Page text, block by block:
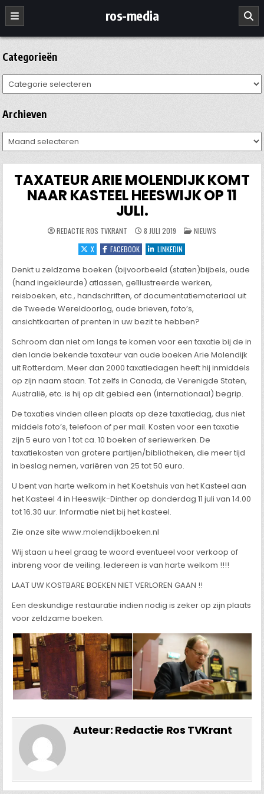
Ga
naar
de
inhoud
ros-media
Categorieën
Categorieën
Archieven
Archieven
TAXATEUR ARIE MOLENDIJK KOMT
NAAR KASTEEL HEESWIJK OP 11
JULI.
REDACTIE ROS TVKRANT 8 JULI 2019 GEPLAATST
IN
NIEUWS
X
FACEBOOK LINKEDIN
Denkt u zeldzame boeken (bijvoorbeeld (staten)bijbels, oude
(hand ingekleurde) atlassen, geïllustreerde werken,
reisboeken, etc., handschriften, of documentatiemateriaal uit
de Tweede Wereldoorlog, oude brieven, foto’s,
ansichtkaarten of prenten in uw bezit te hebben?
Schroom dan niet om langs te komen voor een taxatie bij de in
den lande bekende taxateur van oude boeken Arie Molendijk
uit Rotterdam. Meer dan 2000 taxatiedagen heeft hij inmiddels
op zijn naam staan. Tot zelfs in Canada, de Verenigde Staten,
Australië, etc. is hij op dit gebied een (internationaal) begrip.
De taxaties vinden alleen plaats op deze taxatiedag, dus niet
middels foto’s, telefoon of per mail. Kosten voor een taxatie
zijn 5 euro van 1 tot ca. 10 boeken of seriewerken. De
taxatiekosten van grotere partijen/bibliotheken, die meer tijd
in beslag nemen, variëren van 25 tot 50 euro.
U bent van harte welkom in het Koetshuis van het Kasteel aan
het Kasteel 4 in Heeswijk-Dinther op donderdag 11 juli van 14.00
tot 16.30 uur. Informatie niet bij het kasteel.
Zie onze site www.molendijkboeken.nl
Wij staan u heel graag te woord eventueel voor verkoop of
inbreng voor de veiling. Iedereen is van harte welkom !!!!
LAAT UW KOSTBARE BOEKEN NIET VERLOREN GAAN !!
Een deskundige restauratie indien nodig is zeker op zijn plaats
voor zeldzame boeken.
Auteur: Redactie Ros TVKrant